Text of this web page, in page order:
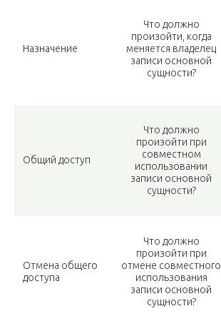
Назначение
Что должно
произойти, когда
меняется владелец
записи основной
сущности?
Общий доступ
Что должно
произойти при
совместном
использовании
записи основной
сущности?
Отмена общего
доступа
Что должно
произойти при
отмене совместного
использования
записи основной
сущности?